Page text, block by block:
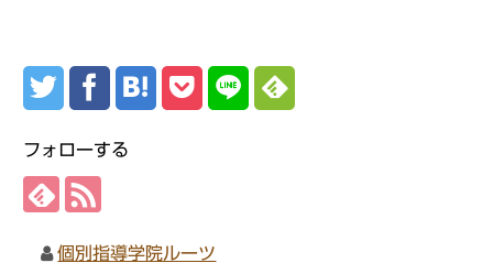
フォローする
個別指導学院ルーツ